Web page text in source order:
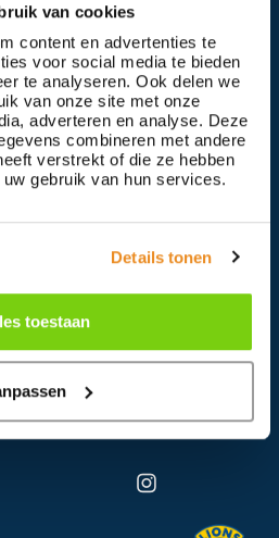
van cookies
content en advertenties te
voor social media te bieden
te analyseren. Ook delen we
van onze site met onze
adverteren en analyse. Deze
combineren met andere
verstrekt of die ze hebben
gebruik van hun services.
Details tonen
toestaan
Locaties
Doneren
Nieuws
- 228012
859646774